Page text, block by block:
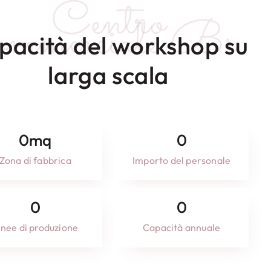
Centro Bs
del workshop su
larga scala
Zona di fabbrica
0mq
Importo del personale
0
di produzione
0
Capacità annuale
0